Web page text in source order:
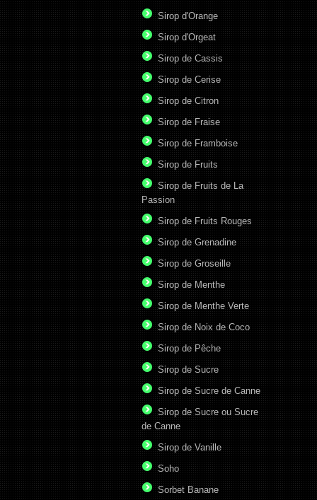
Sirop d'Orange
Sirop d'Orgeat
Sirop de Cassis
Sirop de Cerise
Sirop de Citron
Sirop de Fraise
Sirop de Framboise
Sirop de Fruits
Sirop de Fruits de La
Passion
Sirop de Fruits Rouges
Sirop de Grenadine
Sirop de Groseille
Sirop de Menthe
Sirop de Menthe Verte
Sirop de Noix de Coco
Sirop de Pêche
Sirop de Sucre
Sirop de Sucre de Canne
Sirop de Sucre ou Sucre
de Canne
Sirop de Vanille
Soho
Sorbet Banane